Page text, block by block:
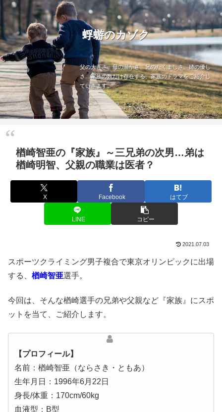
蜉蝣のカゾク
父の大きさ、母の温かさ、兄のたくましさ、姉の優し
さ…家族の数だけ存在する、家族のドラマをご紹介し
ていきます。
楢崎智亜の『家族』～三兄弟の次男…弟は
楢崎明智、父親の職業は医者？
X Facebook はてブ
LINE コピー
2021.07.03
スポーツクライミング男子複合で東京オリンピックに出場
する、 楢崎智亜選手。
今回は、そんな楢崎選手の兄弟や父親など『家族』にスポ
ットを当て、ご紹介します。
【プロフィール】
名前：楢崎智亜（ならさき・ともあ）
生年月日：1996年6月22日
身長/体重：170cm/60kg
血液型：B型